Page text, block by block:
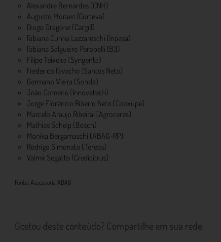
Alexandre Bernardes (CNH)
Augusto Moraes (Corteva)
Diogo Dragone (Cargill)
Fabiana Cunha Lazzareschi (Inpasa)
Fabiana Salgueiro Perobelli (B3)
Filipe Teixeira (Syngenta)
Frederico Favacho (Santos Neto)
Germano Vieira (Sonda)
João Comerio (Innovatech)
Jorge Florêncio Ribeiro Neto (Cooxupé)
Marcelo Araujo Ribeiral (Agroceres)
Mathias Schelp (Bosch)
Monika Bergamaschi (ABAG-RP)
Rodrigo Simonato (Tereos)
Valmir Segatto (Credicitrus)
Fonte: Assessoria ABAG
Gostou deste conteúdo? Compartilhe em sua rede.